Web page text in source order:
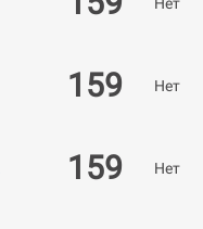
159 Нет
159 Нет